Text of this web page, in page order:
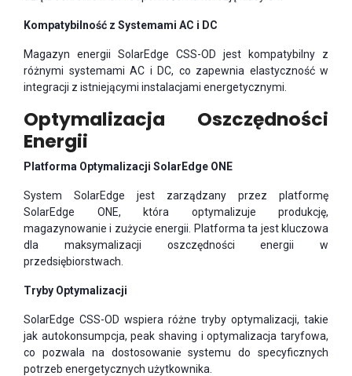
Kompatybilność z Systemami AC i DC
Magazyn energii SolarEdge CSS-OD jest kompatybilny z
różnymi systemami AC i DC, co zapewnia elastyczność w
integracji z istniejącymi instalacjami energetycznymi.
Optymalizacja Oszczędności
Energii
Platforma Optymalizacji SolarEdge ONE
System SolarEdge jest zarządzany przez platformę
SolarEdge ONE, która optymalizuje produkcję,
magazynowanie i zużycie energii. Platforma ta jest kluczowa
dla maksymalizacji oszczędności energii w
przedsiębiorstwach.
Tryby Optymalizacji
SolarEdge CSS-OD wspiera różne tryby optymalizacji, takie
jak autokonsumpcja, peak shaving i optymalizacja taryfowa,
co pozwala na dostosowanie systemu do specyficznych
potrzeb energetycznych użytkownika.